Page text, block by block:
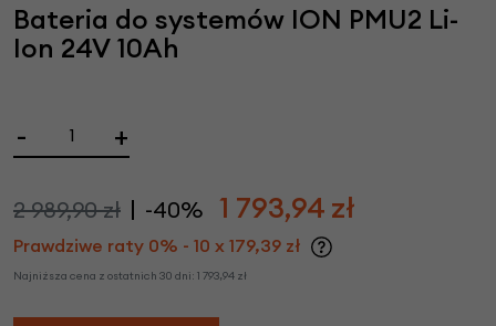
Bateria do systemów ION PMU2 Li-
Ion 24V 10Ah
- +
2 989,90 zł -40% 1 793,94 zł
Prawdziwe raty 0% - 10 x 179,39 zł
Najniższa cena z ostatnich 30 dni: 1 793,94 zł